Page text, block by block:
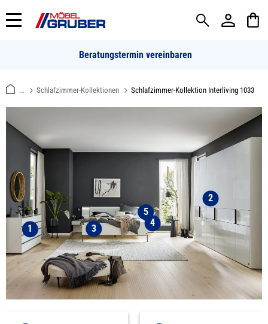
springen
Beratungstermin vereinbaren
... Schlafzimmer-Kollektionen Schlafzimmer-Kollektion Interliving 1033
1
2
3 4
5